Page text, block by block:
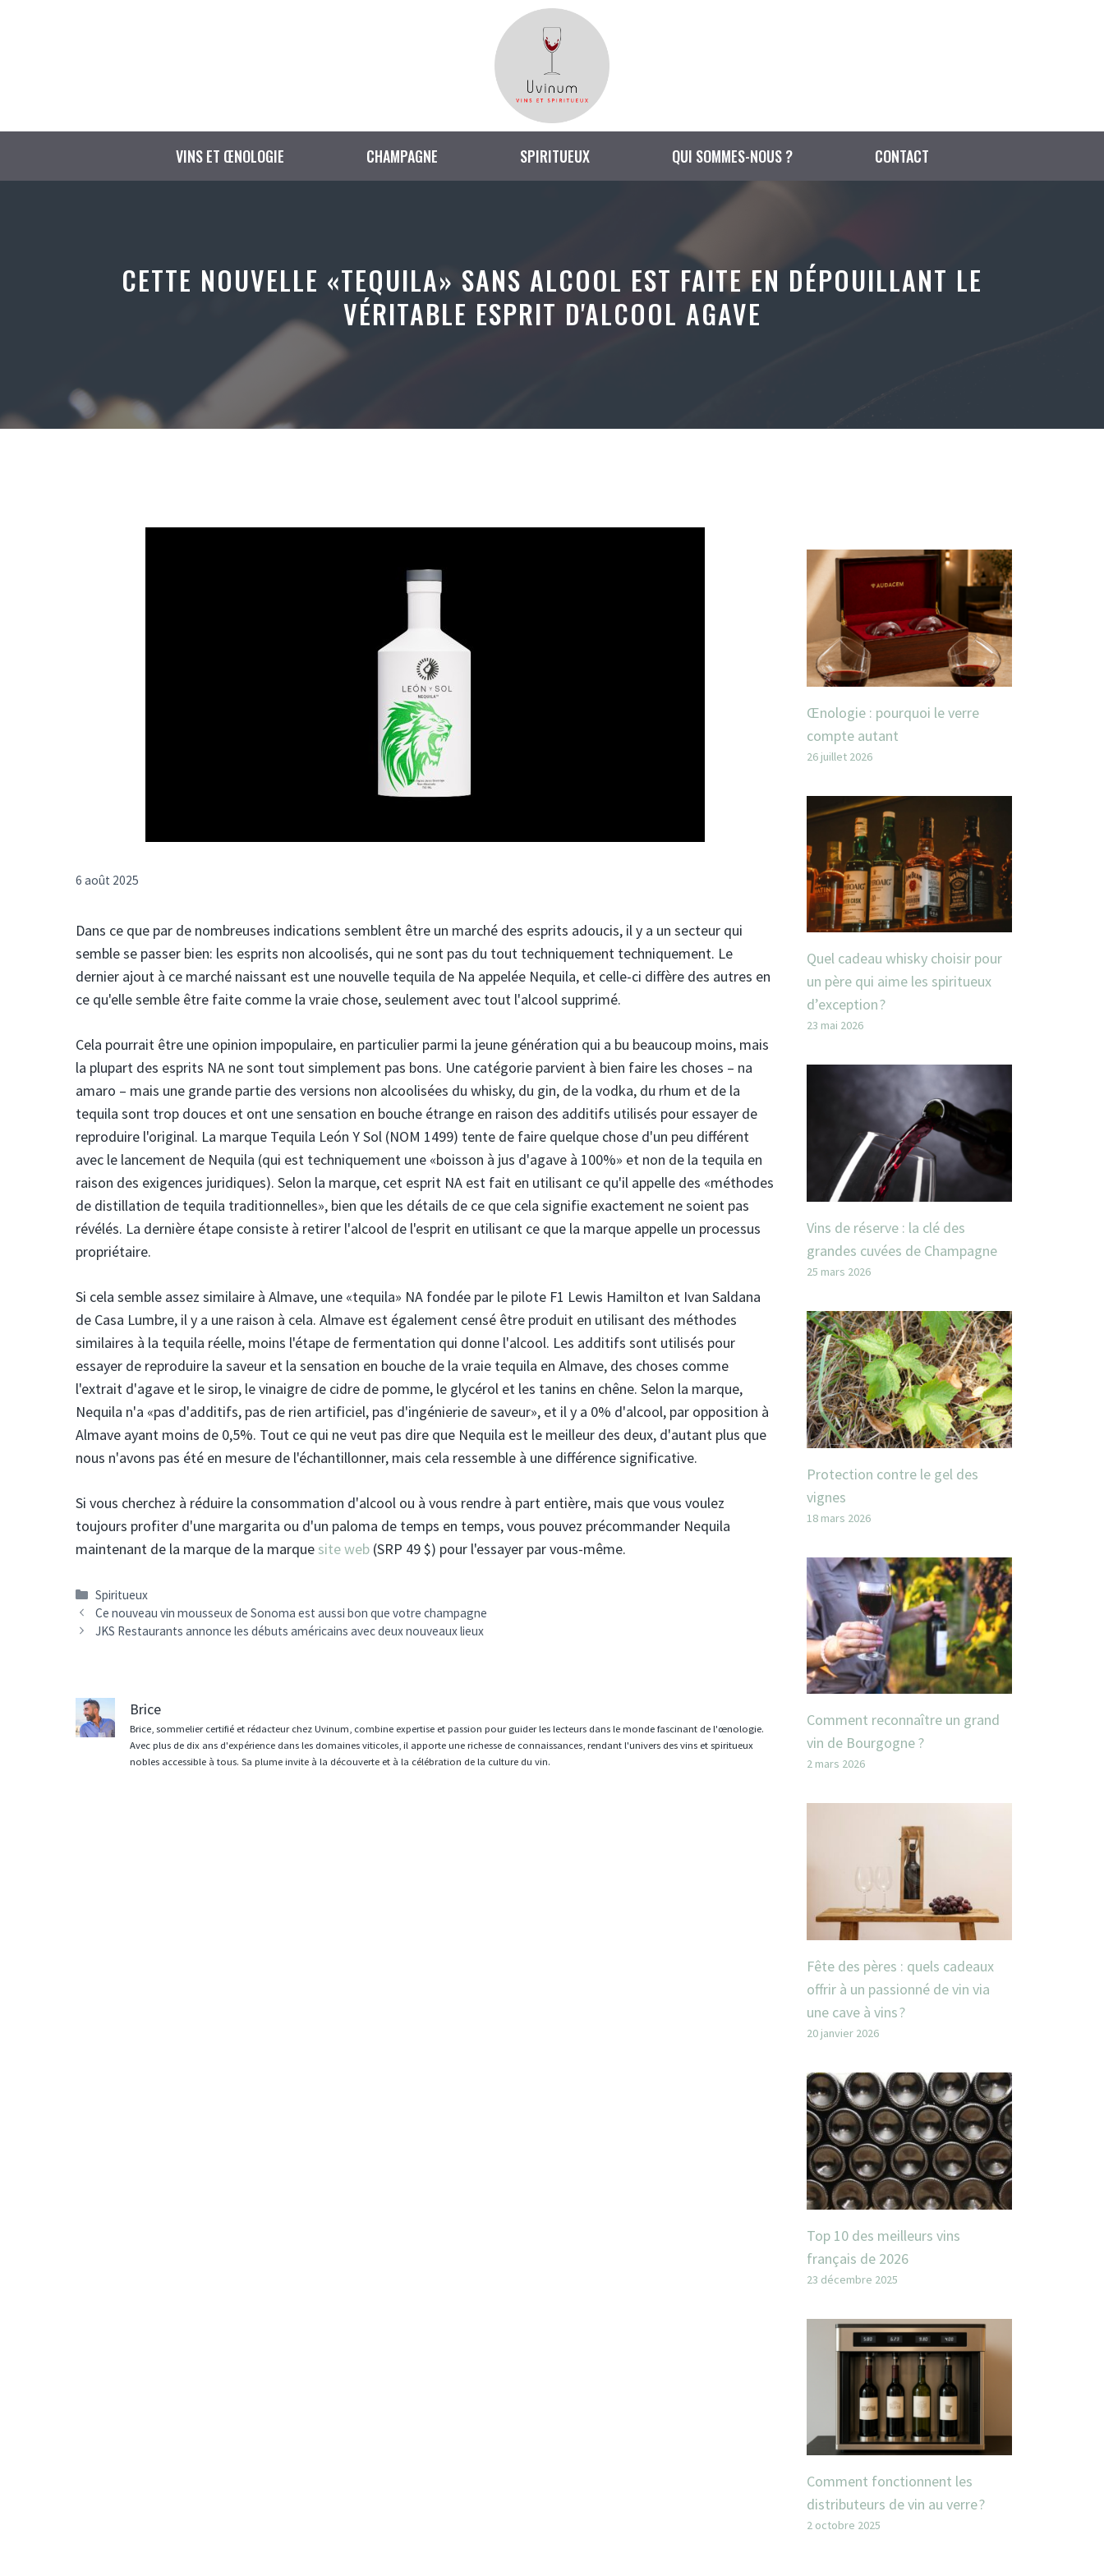
VINS ET ŒNOLOGIE CHAMPAGNE SPIRITUEUX QUI SOMMES-NOUS ? CONTACT
CETTE NOUVELLE «TEQUILA» SANS ALCOOL EST FAITE EN DÉPOUILLANT LE
VÉRITABLE ESPRIT D'ALCOOL AGAVE
6 août 2025
Dans ce que par de nombreuses indications semblent être un marché des esprits adoucis, il y a un secteur qui
semble se passer bien: les esprits non alcoolisés, qui ne sont pas du tout techniquement techniquement. Le
dernier ajout à ce marché naissant est une nouvelle tequila de Na appelée Nequila, et celle-ci diffère des autres en
ce qu'elle semble être faite comme la vraie chose, seulement avec tout l'alcool supprimé.
Cela pourrait être une opinion impopulaire, en particulier parmi la jeune génération qui a bu beaucoup moins, mais
la plupart des esprits NA ne sont tout simplement pas bons. Une catégorie parvient à bien faire les choses – na
amaro – mais une grande partie des versions non alcoolisées du whisky, du gin, de la vodka, du rhum et de la
tequila sont trop douces et ont une sensation en bouche étrange en raison des additifs utilisés pour essayer de
reproduire l'original. La marque Tequila León Y Sol (NOM 1499) tente de faire quelque chose d'un peu différent
avec le lancement de Nequila (qui est techniquement une «boisson à jus d'agave à 100%» et non de la tequila en
raison des exigences juridiques). Selon la marque, cet esprit NA est fait en utilisant ce qu'il appelle des «méthodes
de distillation de tequila traditionnelles», bien que les détails de ce que cela signifie exactement ne soient pas
révélés. La dernière étape consiste à retirer l'alcool de l'esprit en utilisant ce que la marque appelle un processus
propriétaire.
Si cela semble assez similaire à Almave, une «tequila» NA fondée par le pilote F1 Lewis Hamilton et Ivan Saldana
de Casa Lumbre, il y a une raison à cela. Almave est également censé être produit en utilisant des méthodes
similaires à la tequila réelle, moins l'étape de fermentation qui donne l'alcool. Les additifs sont utilisés pour
essayer de reproduire la saveur et la sensation en bouche de la vraie tequila en Almave, des choses comme
l'extrait d'agave et le sirop, le vinaigre de cidre de pomme, le glycérol et les tanins en chêne. Selon la marque,
Nequila n'a «pas d'additifs, pas de rien artificiel, pas d'ingénierie de saveur», et il y a 0% d'alcool, par opposition à
Almave ayant moins de 0,5%. Tout ce qui ne veut pas dire que Nequila est le meilleur des deux, d'autant plus que
nous n'avons pas été en mesure de l'échantillonner, mais cela ressemble à une différence significative.
Si vous cherchez à réduire la consommation d'alcool ou à vous rendre à part entière, mais que vous voulez
toujours profiter d'une margarita ou d'un paloma de temps en temps, vous pouvez précommander Nequila
maintenant de la marque de la marque site web (SRP 49 $) pour l'essayer par vous-même.
Catégories
Spiritueux
Navigation
des
Ce nouveau vin mousseux de Sonoma est aussi bon que votre champagne
JKS Restaurants annonce les débuts américains avec deux nouveaux lieux
Brice
Brice, sommelier certifié et rédacteur chez Uvinum, combine expertise et passion pour guider les lecteurs dans le monde fascinant de l'œnologie.
Avec plus de dix ans d'expérience dans les domaines viticoles, il apporte une richesse de connaissances, rendant l'univers des vins et spiritueux
nobles accessible à tous. Sa plume invite à la découverte et à la célébration de la culture du vin.
Œnologie : pourquoi le verre
compte autant
26 juillet 2026
Quel cadeau whisky choisir pour
un père qui aime les spiritueux
d’exception ?
23 mai 2026
Vins de réserve : la clé des
grandes cuvées de Champagne
25 mars 2026
Protection contre le gel des
vignes
18 mars 2026
Comment reconnaître un grand
vin de Bourgogne ?
2 mars 2026
Fête des pères : quels cadeaux
offrir à un passionné de vin via
une cave à vins ?
20 janvier 2026
Top 10 des meilleurs vins
français de 2026
23 décembre 2025
Comment fonctionnent les
distributeurs de vin au verre ?
2 octobre 2025